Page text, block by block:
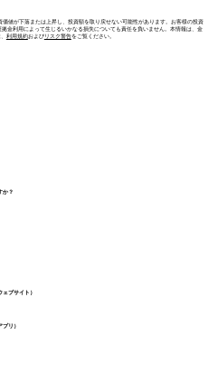
値が下落または上昇し、投資額を取り戻せない可能性があります。お客様の投資
金利用によって生じるいかなる損失についても責任を負いません。本情報は、金
利用規約およびリスク警告をご覧ください。
か？
ブサイト）
リ）